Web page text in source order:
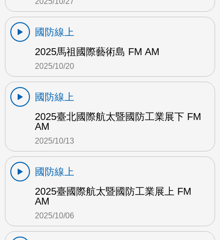
國防線上
2025馬祖國際藝術島 FM AM
2025/10/20
國防線上
2025臺北國際航太暨國防工業展下 FM
AM
2025/10/13
國防線上
2025臺國際航太暨國防工業展上 FM
AM
2025/10/06